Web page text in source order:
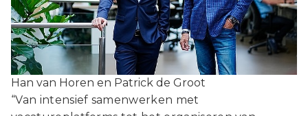
Han van Horen en Patrick de Groot
“Van intensief samenwerken met